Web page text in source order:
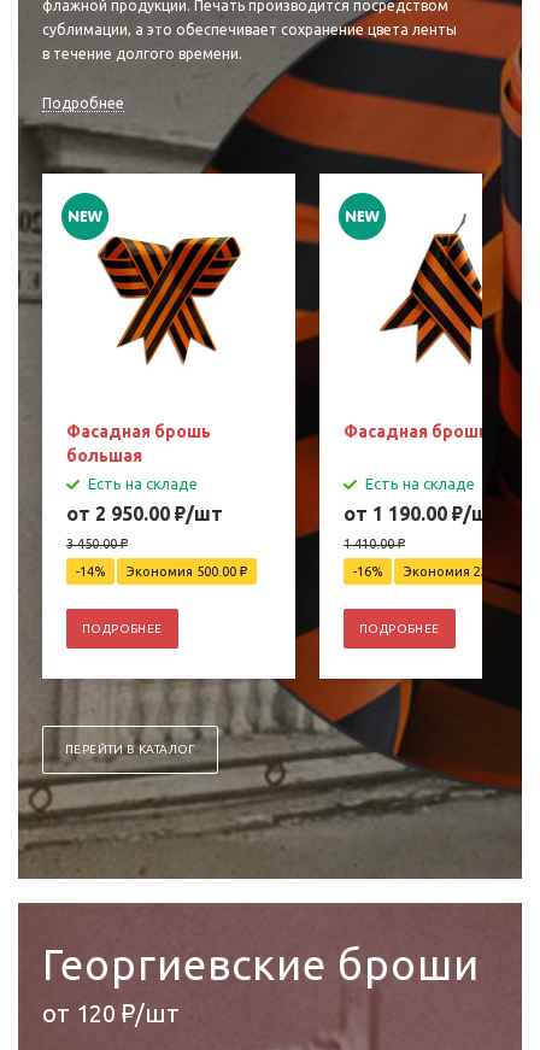
флажной продукции. Печать производится посредством
сублимации, а это обеспечивает сохранение цвета ленты
в течение долгого времени.
Подробнее
Фасадная брошь
большая
Есть на складе
от 2 950.00 ₽/шт
3 450.00₽
-14%
Экономия 500.00 ₽
ПОДРОБНЕЕ
Фасадная брошь
Есть на складе
от 1 190.00 ₽/шт
1 410.00₽
-16%
Экономия 220.00
ПОДРОБНЕЕ
ПЕРЕЙТИ В КАТАЛОГ
Георгиевские броши
от 120 ₽/шт